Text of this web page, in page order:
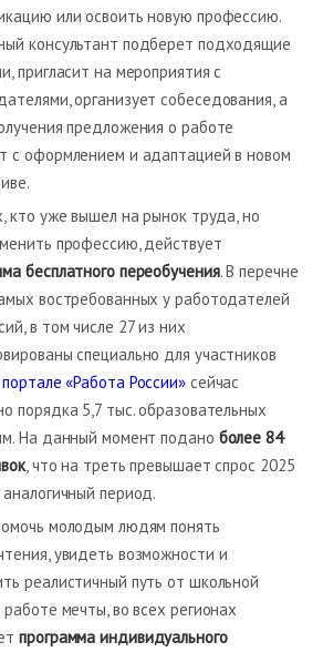
или освоить новую профессию.
консультант подберет подходящие
пригласит на мероприятия с
организует собеседования, а
предложения о работе
с оформлением и адаптацией в новом
кто уже вышел на рынок труда, но
профессию, действует
бесплатного переобучения. В перечне
востребованных у работодателей
в том числе 27 из них
специально для участников
портале «Работа России»сейчас
порядка 5,7 тыс. образовательных
На данный момент подано более 84
, что на треть превышает спрос 2025
период.
молодым людям понять
увидеть возможности и
реалистичный путь от школьной
мечты, во всех регионах
программа индивидуального